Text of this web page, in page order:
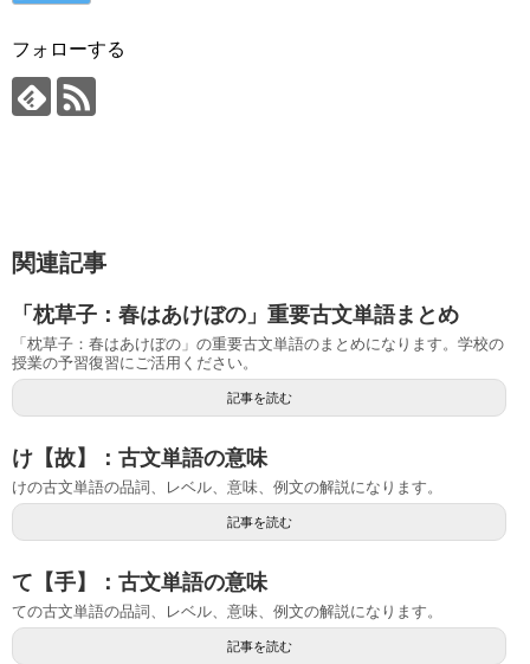
フォローする
関連記事
「枕草子：春はあけぼの」重要古文単語まとめ
「枕草子：春はあけぼの」の重要古文単語のまとめになります。学校の
授業の予習復習にご活用ください。
記事を読む
け【故】：古文単語の意味
けの古文単語の品詞、レベル、意味、例文の解説になります。
記事を読む
て【手】：古文単語の意味
ての古文単語の品詞、レベル、意味、例文の解説になります。
記事を読む